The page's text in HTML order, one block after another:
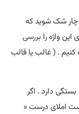
شک شوید که
واژه را بررسی
کنیم . ( غالب یا قالب
دارد . اگر
املای درست «